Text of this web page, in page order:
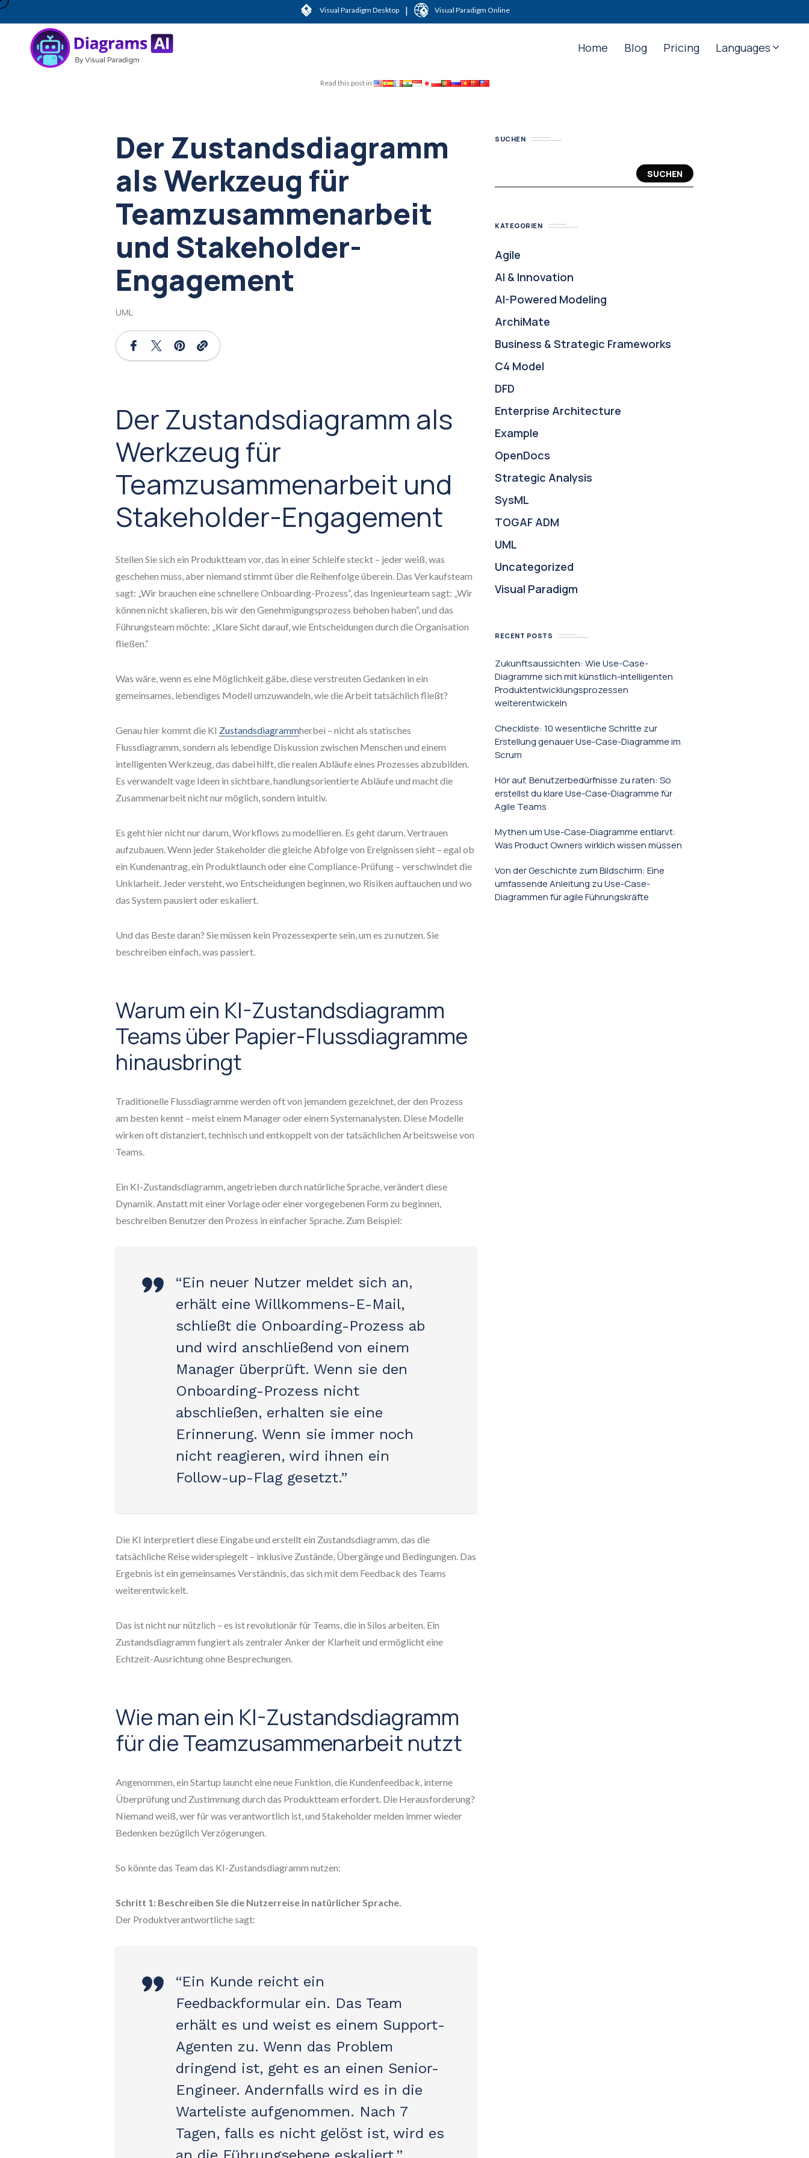
Visual Paradigm Desktop | Visual Paradigm Online
Home Blog Pricing Languages
Read this post in:
Der Zustandsdiagramm
als Werkzeug für
Teamzusammenarbeit
und Stakeholder-
Engagement
UML
Der Zustandsdiagramm als
Werkzeug für
Teamzusammenarbeit und
Stakeholder-Engagement
Stellen Sie sich ein Produktteam vor, das in einer Schleife steckt – jeder weiß, was
geschehen muss, aber niemand stimmt über die Reihenfolge überein. Das Verkaufsteam
sagt: „Wir brauchen eine schnellere Onboarding-Prozess“, das Ingenieurteam sagt: „Wir
können nicht skalieren, bis wir den Genehmigungsprozess behoben haben“, und das
Führungsteam möchte: „Klare Sicht darauf, wie Entscheidungen durch die Organisation
fließen.“
Was wäre, wenn es eine Möglichkeit gäbe, diese verstreuten Gedanken in ein
gemeinsames, lebendiges Modell umzuwandeln, wie die Arbeit tatsächlich fließt?
Genau hier kommt die KI Zustandsdiagrammherbei – nicht als statisches
Flussdiagramm, sondern als lebendige Diskussion zwischen Menschen und einem
intelligenten Werkzeug, das dabei hilft, die realen Abläufe eines Prozesses abzubilden.
Es verwandelt vage Ideen in sichtbare, handlungsorientierte Abläufe und macht die
Zusammenarbeit nicht nur möglich, sondern intuitiv.
Es geht hier nicht nur darum, Workflows zu modellieren. Es geht darum, Vertrauen
aufzubauen. Wenn jeder Stakeholder die gleiche Abfolge von Ereignissen sieht – egal ob
ein Kundenantrag, ein Produktlaunch oder eine Compliance-Prüfung – verschwindet die
Unklarheit. Jeder versteht, wo Entscheidungen beginnen, wo Risiken auftauchen und wo
das System pausiert oder eskaliert.
Und das Beste daran? Sie müssen kein Prozessexperte sein, um es zu nutzen. Sie
beschreiben einfach, was passiert.
Warum ein KI-Zustandsdiagramm
Teams über Papier-Flussdiagramme
hinausbringt
Traditionelle Flussdiagramme werden oft von jemandem gezeichnet, der den Prozess
am besten kennt – meist einem Manager oder einem Systemanalysten. Diese Modelle
wirken oft distanziert, technisch und entkoppelt von der tatsächlichen Arbeitsweise von
Teams.
Ein KI-Zustandsdiagramm, angetrieben durch natürliche Sprache, verändert diese
Dynamik. Anstatt mit einer Vorlage oder einer vorgegebenen Form zu beginnen,
beschreiben Benutzer den Prozess in einfacher Sprache. Zum Beispiel:
“Ein neuer Nutzer meldet sich an,
erhält eine Willkommens-E-Mail,
schließt die Onboarding-Prozess ab
und wird anschließend von einem
Manager überprüft. Wenn sie den
Onboarding-Prozess nicht
abschließen, erhalten sie eine
Erinnerung. Wenn sie immer noch
nicht reagieren, wird ihnen ein
Follow-up-Flag gesetzt.”
Die KI interpretiert diese Eingabe und erstellt ein Zustandsdiagramm, das die
tatsächliche Reise widerspiegelt – inklusive Zustände, Übergänge und Bedingungen. Das
Ergebnis ist ein gemeinsames Verständnis, das sich mit dem Feedback des Teams
weiterentwickelt.
Das ist nicht nur nützlich – es ist revolutionär für Teams, die in Silos arbeiten. Ein
Zustandsdiagramm fungiert als zentraler Anker der Klarheit und ermöglicht eine
Echtzeit-Ausrichtung ohne Besprechungen.
Wie man ein KI-Zustandsdiagramm
für die Teamzusammenarbeit nutzt
Angenommen, ein Startup launcht eine neue Funktion, die Kundenfeedback, interne
Überprüfung und Zustimmung durch das Produktteam erfordert. Die Herausforderung?
Niemand weiß, wer für was verantwortlich ist, und Stakeholder melden immer wieder
Bedenken bezüglich Verzögerungen.
So könnte das Team das KI-Zustandsdiagramm nutzen:
Schritt 1: Beschreiben Sie die Nutzerreise in natürlicher Sprache.
Der Produktverantwortliche sagt:
“Ein Kunde reicht ein
Feedbackformular ein. Das Team
erhält es und weist es einem Support-
Agenten zu. Wenn das Problem
dringend ist, geht es an einen Senior-
Engineer. Andernfalls wird es in die
Warteliste aufgenommen. Nach 7
Tagen, falls es nicht gelöst ist, wird es
SUCHEN
SUCHEN
KATEGORIEN
Agile
AI & Innovation
AI-Powered Modeling
ArchiMate
Business & Strategic Frameworks
C4 Model
DFD
Enterprise Architecture
Example
OpenDocs
Strategic Analysis
SysML
TOGAF ADM
UML
Uncategorized
Visual Paradigm
RECENT POSTS
Zukunftsaussichten: Wie Use-Case-
Diagramme sich mit künstlich-intelligenten
Produktentwicklungsprozessen
weiterentwickeln
Checkliste: 10 wesentliche Schritte zur
Erstellung genauer Use-Case-Diagramme im
Scrum
Hör auf, Benutzerbedürfnisse zu raten: So
erstellst du klare Use-Case-Diagramme für
Agile Teams
Mythen um Use-Case-Diagramme entlarvt:
Was Product Owners wirklich wissen müssen
Von der Geschichte zum Bildschirm: Eine
umfassende Anleitung zu Use-Case-
Diagrammen für agile Führungskräfte